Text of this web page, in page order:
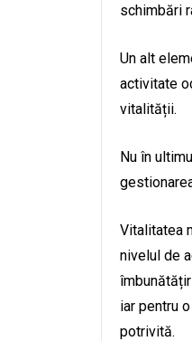
schimbări
Un alt
activitate
vitalității.
Nu în
Vitalitatea
nivelul de
iar pentru
potrivită.